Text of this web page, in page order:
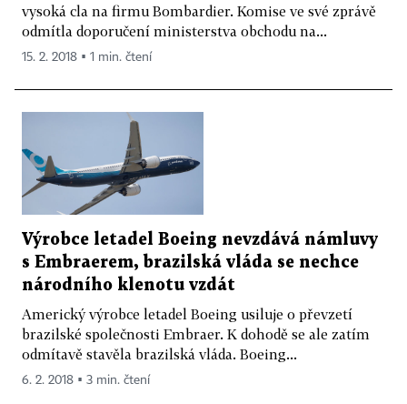
vysoká cla na firmu Bombardier. Komise ve své zprávě
odmítla doporučení ministerstva obchodu na...
15. 2. 2018 ▪ 1 min. čtení
Výrobce letadel Boeing nevzdává námluvy
s Embraerem, brazilská vláda se nechce
národního klenotu vzdát
Americký výrobce letadel Boeing usiluje o převzetí
brazilské společnosti Embraer. K dohodě se ale zatím
odmítavě stavěla brazilská vláda. Boeing...
6. 2. 2018 ▪ 3 min. čtení